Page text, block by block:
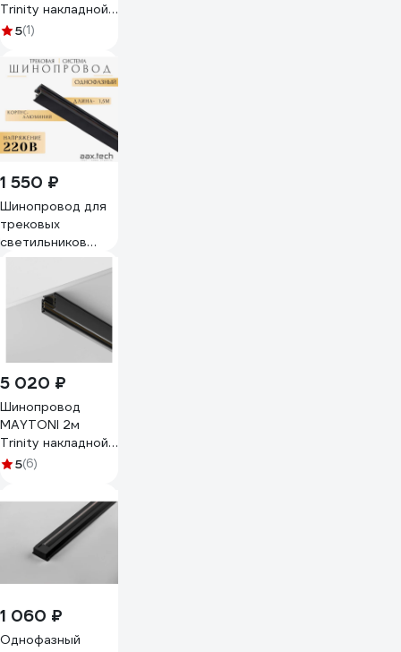
Trinity накладной/
подвесной черный
5(1)
1 550 ₽
Шинопровод для
трековых
светильников
aax.tech 1500мм,
однофазный,
черный AAX-EVR1-
1500-B AAX-EVR1-
Track-1500-B
5 020 ₽
Шинопровод
MAYTONI 2м
Trinity накладной/
подвесной черный
5(6)
1 060 ₽
Однофазный